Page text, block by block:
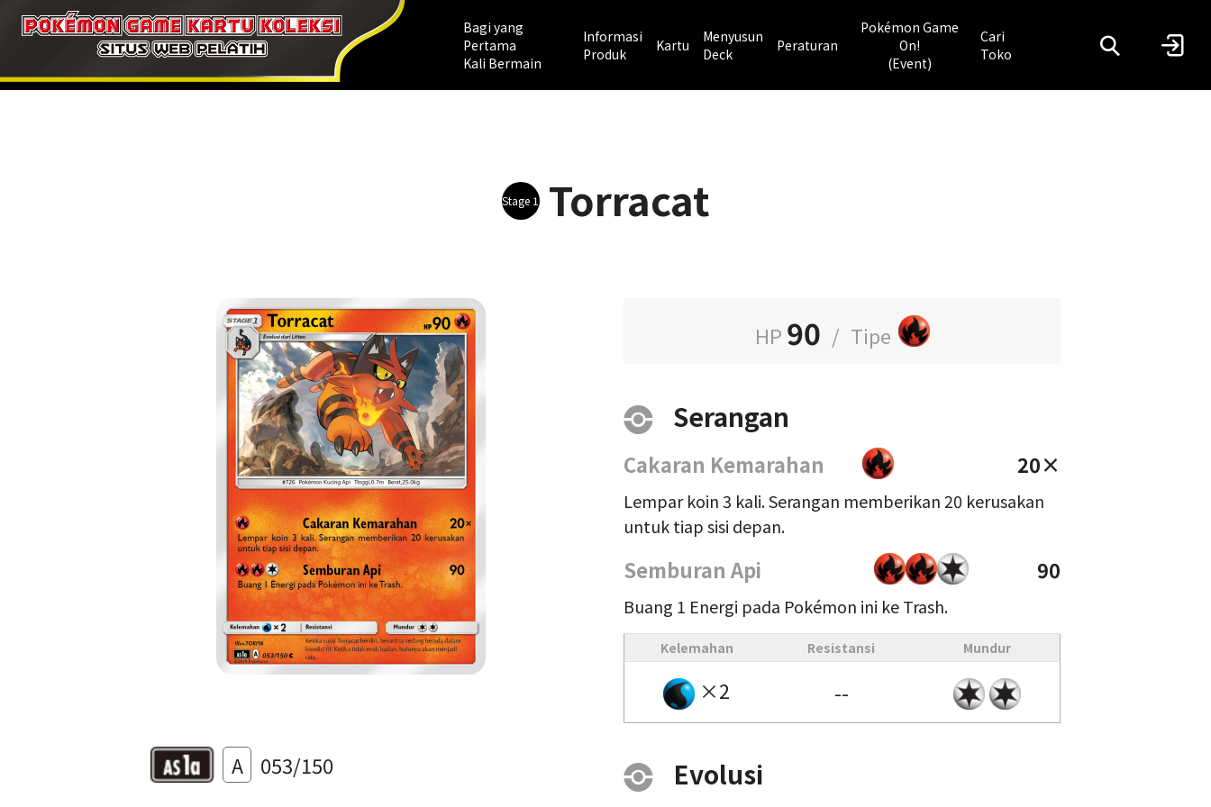
Bagi yang
Pertama
Kali Bermain
Informasi
Produk
Kartu
Menyusun
Deck
Peraturan
Pokémon Game
On!
(Event)
Cari
Toko
Stage 1Torracat
HP 90 / Tipe
Serangan
Cakaran Kemarahan 20×
Lempar koin 3 kali. Serangan memberikan 20 kerusakan
untuk tiap sisi depan.
Semburan Api 90
Buang 1 Energi pada Pokémon ini ke Trash.
Kelemahan Resistansi Mundur
×2 --
A 053/150 Evolusi